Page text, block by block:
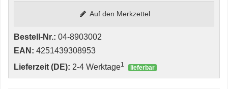
Auf den Merkzettel
Bestell-Nr.: 04-8903002
EAN: 4251439308953
Lieferzeit (DE): 2-4 Werktage1 lieferbar